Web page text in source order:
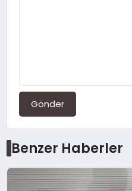
Gönder
Benzer Haberler